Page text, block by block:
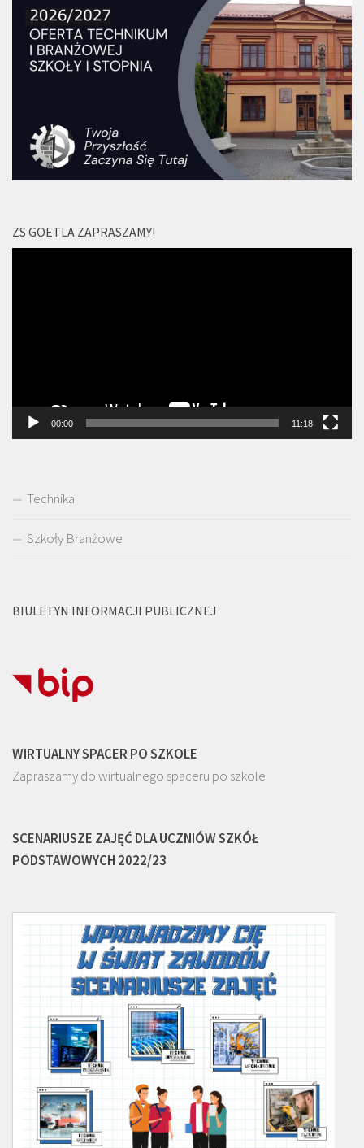
ZS GOETLA ZAPRASZAMY!
00:00 11:18
Technika
Szkoły Branżowe
BIULETYN INFORMACJI PUBLICZNEJ
WIRTUALNY SPACER PO SZKOLE
Zapraszamy do wirtualnego spaceru po szkole
SCENARIUSZE ZAJĘĆ DLA UCZNIÓW SZKÓŁ
PODSTAWOWYCH 2022/23